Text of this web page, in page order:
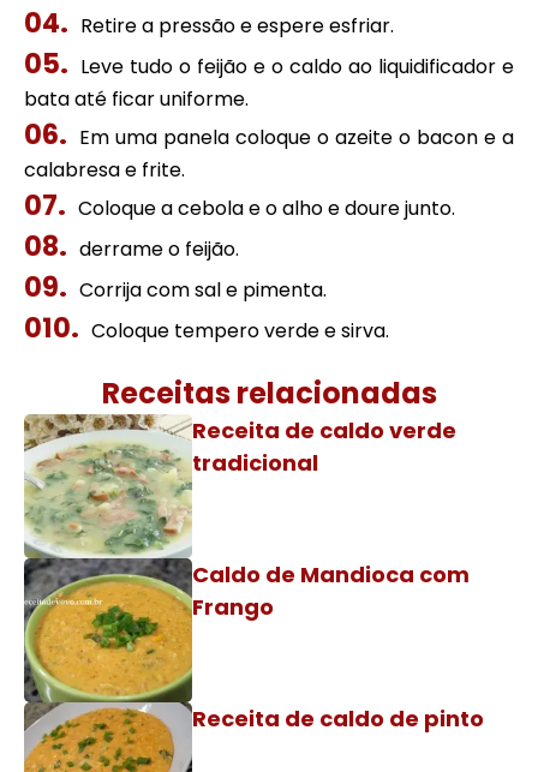
Retire a pressão e espere esfriar.
Leve tudo o feijão e o caldo ao liquidificador e
bata até ficar uniforme.
Em uma panela coloque o azeite o bacon e a
calabresa e frite.
Coloque a cebola e o alho e doure junto.
derrame o feijão.
Corrija com sal e pimenta.
Coloque tempero verde e sirva.
Receitas relacionadas
Receita de caldo verde
tradicional
Caldo de Mandioca com
Frango
Receita de caldo de pinto